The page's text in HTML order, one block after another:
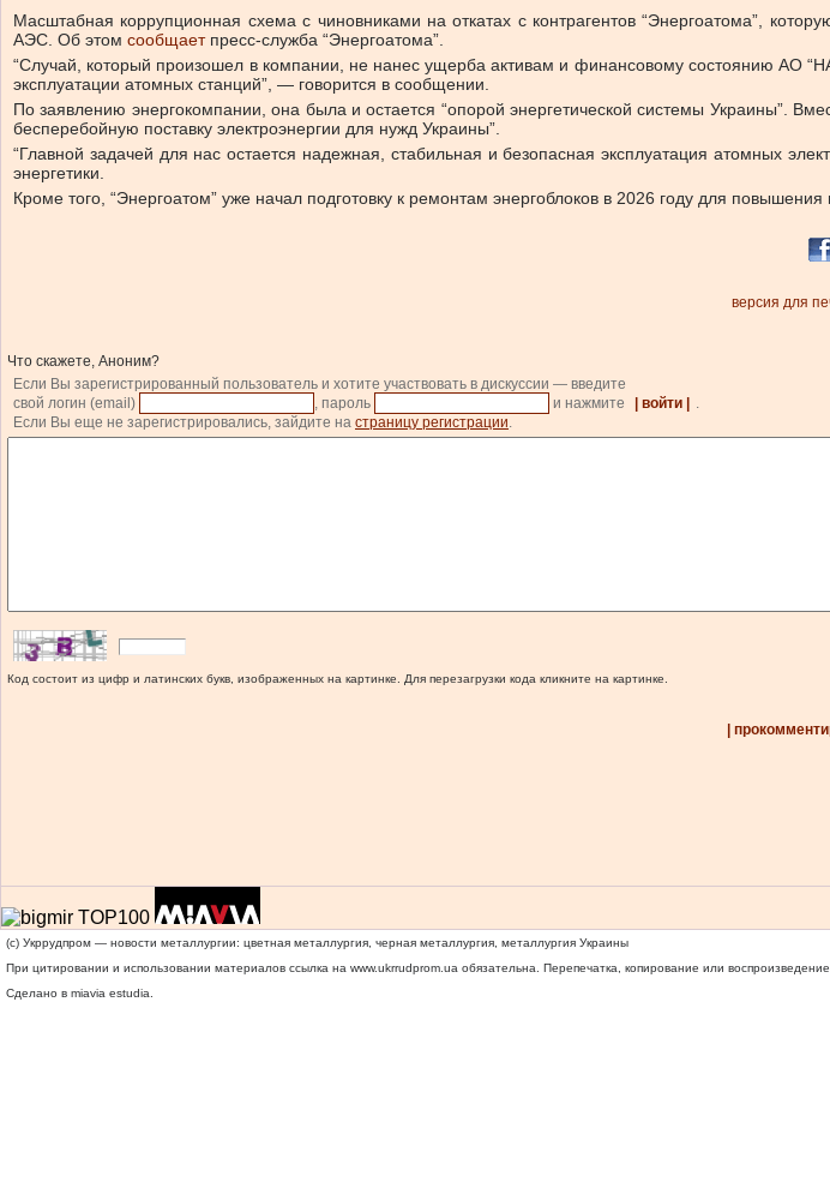
Масштабная коррупционная схема с чиновниками на откатах с контрагентов “Энергоатома”,
АЭС. Об этом сообщаетпресс-служба “Энергоатома”.
“Случай, который произошел в компании, не нанес ущерба активам и финансовому состоянию АО
эксплуатации атомных станций”, — говорится в сообщении.
По заявлению энергокомпании, она была и остается “опорой энергетической системы Украины”.
бесперебойную поставку электроэнергии для нужд Украины”.
“Главной задачей для нас остается надежная, стабильная и безопасная эксплуатация атомных
энергетики.
Кроме того, “Энергоатом” уже начал подготовку к ремонтам энергоблоков в 2026 году для
версия для
Что скажете, Аноним?
Если Вы зарегистрированный пользователь и хотите участвовать в дискуссии — введите
свой логин (email)
, пароль и нажмите | войти |
.
Если Вы еще не зарегистрировались, зайдите на страницу регистрации.
Код состоит из цифр и латинских букв, изображенных на картинке. Для перезагрузки кода кликните на картинке.
|
(c) Укррудпром — новости металлургии: цветная металлургия, черная металлургия, металлургия Украины
При цитировании и использовании материалов ссылка на www.ukrrudprom.ua обязательна. Перепечатка, копирование или
Сделано в miavia estudia.